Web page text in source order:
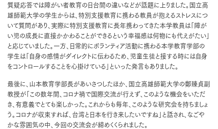
質疑応答では障がい者教育の日台間の違いなどが話題に上りました。国立高
雄師範大学の学生からは、特別支援教育に携わる教員が抱えるストレスにつ
いて質問があり、実際に特別支援教育に長年携わってきた本学教員は「障が
い児の成長に直接かかわることができるという幸福感は何物にも代えがたい」
と応じていました。一方、日常的にボランティア活動に携わる本学教育学部の
学生は「自身の感情がダイレクトに伝わるため、児童生徒と接する時には自身
をコントロールすることを心掛けている」といった発言もありました。
最後に、山本教育学部長があいさつしたほか、国立高雄師範大学の鄭臻貞副
教授が「この数年間、コロナ禍で国際交流が行えず、このような機会をいただ
き、有意義でとても楽しかった。これからも毎年、このような研究会を持ちましょ
う。コロナが収束すれば、台湾と日本を行き来したいですね」と話され、なごや
かな雰囲気の中、今回の交流会が締めくくられました。